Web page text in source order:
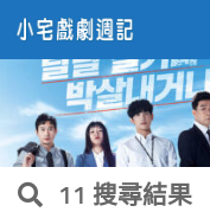
Skip to content
11 搜尋結果